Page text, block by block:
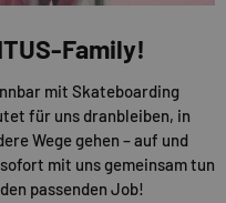
Family!
mit Skateboarding
für uns dranbleiben, in
Wege gehen – auf und
mit uns gemeinsam tun
passenden Job!